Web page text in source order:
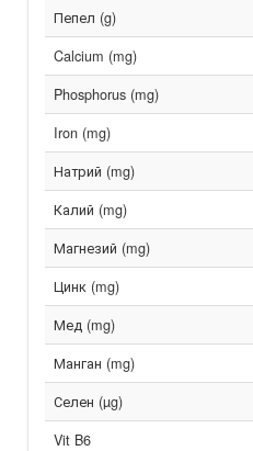
Пепел (g)
Calcium (mg)
Phosphorus (mg)
Iron (mg)
Натрий (mg)
Калий (mg)
Магнезий (mg)
Цинк (mg)
Мед (mg)
Манган (mg)
Селен (µg)
Vit B6